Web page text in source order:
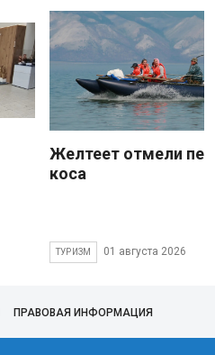
Желтеет отмели
коса
ТУРИЗМ 01 августа 2026
ПРАВОВАЯ ИНФОРМАЦИЯ